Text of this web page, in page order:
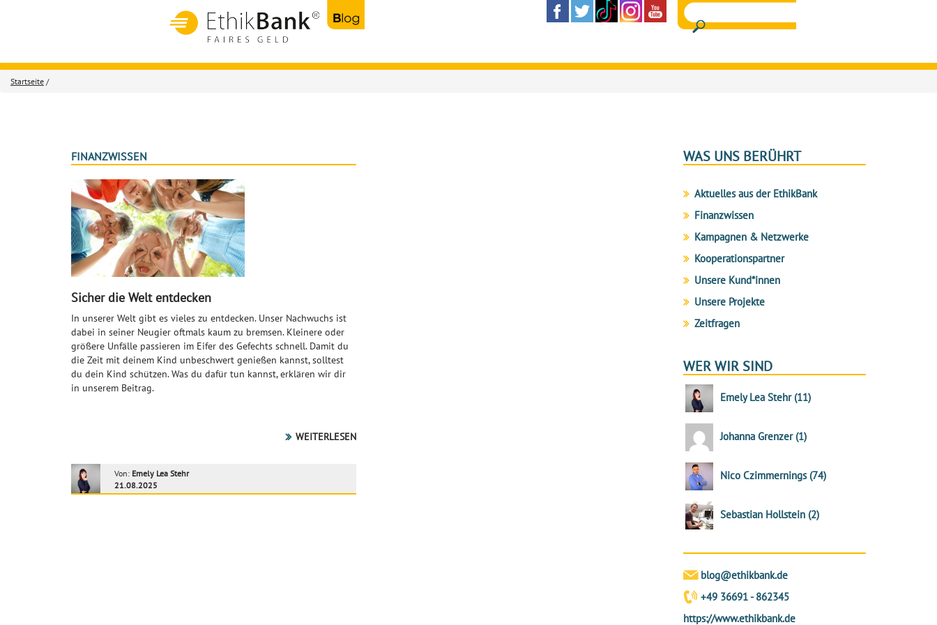
Startseite /
FINANZWISSEN
Sicher die Welt entdecken
In unserer Welt gibt es vieles zu entdecken. Unser Nachwuchs ist
dabei in seiner Neugier oftmals kaum zu bremsen. Kleinere oder
größere Unfälle passieren im Eifer des Gefechts schnell. Damit du
die Zeit mit deinem Kind unbeschwert genießen kannst, solltest
du dein Kind schützen. Was du dafür tun kannst, erklären wir dir
in unserem Beitrag.
WEITERLESEN
Von: Emely Lea Stehr
21.08.2025
WAS UNS BERÜHRT
Aktuelles aus der EthikBank
Finanzwissen
Kampagnen & Netzwerke
Kooperationspartner
Unsere Kund*innen
Unsere Projekte
Zeitfragen
WER WIR SIND
Emely Lea Stehr (11)
Johanna Grenzer (1)
Nico Czimmernings (74)
Sebastian Hollstein (2)
blog@ethikbank.de
+49 36691 - 862345
https://www.ethikbank.de